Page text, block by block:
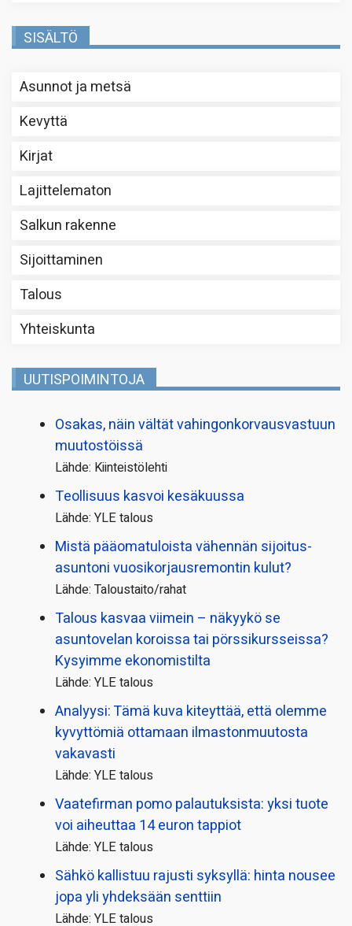
SISÄLTÖ
Asunnot ja metsä
Kevyttä
Kirjat
Lajittelematon
Salkun rakenne
Sijoittaminen
Talous
Yhteiskunta
UUTISPOIMINTOJA
Osakas, näin vältät vahingonkorvausvastuun
muutostöissä
Lähde: Kiinteistölehti
Teollisuus kasvoi kesäkuussa
Lähde: YLE talous
Mistä pääoma­tuloista vähennän sijoitus­
asuntoni vuosikorjaus­remontin kulut?
Lähde: Taloustaito/rahat
Talous kasvaa viimein – näkyykö se
asuntovelan koroissa tai pörssi­kursseissa?
Kysyimme ekonomistilta
Lähde: YLE talous
Analyysi: Tämä kuva kiteyttää, että olemme
kyvyttömiä ottamaan ilmaston­muutosta
vakavasti
Lähde: YLE talous
Vaatefirman pomo palautuksista: yksi tuote
voi aiheuttaa 14 euron tappiot
Lähde: YLE talous
Sähkö kallistuu rajusti syksyllä: hinta nousee
jopa yli yhdeksään senttiin
Lähde: YLE talous